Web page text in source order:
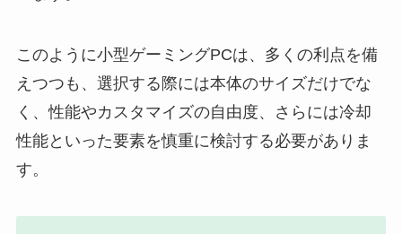
このように小型ゲーミングPCは、多くの利点を備
えつつも、選択する際には本体のサイズだけでな
く、性能やカスタマイズの自由度、さらには冷却
性能といった要素を慎重に検討する必要がありま
す。